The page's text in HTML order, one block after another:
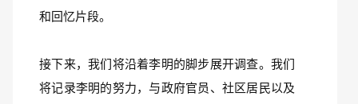
和回忆片段。
接下来，我们将沿着李明的脚步展开调查。我们
将记录李明的努力，与政府官员、社区居民以及